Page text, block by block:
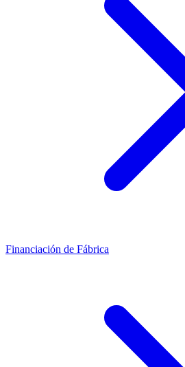
Financiación de Fábrica